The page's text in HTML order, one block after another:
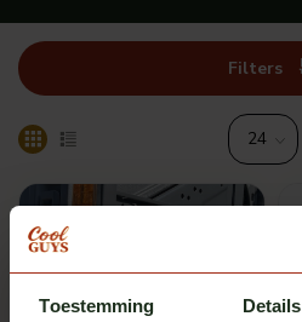
Toestemming Details
Filters